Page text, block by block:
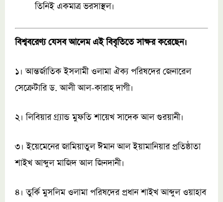
তিনিই একমাত্র ভরসাস্থল।
বিশ্ববরেণ্য যেসব আলেম এই বিবৃতিতে সাক্ষর করেছেন।
১। আন্তর্জাতিক ইসলামী ওলামা ঐক্য পরিষদের জেনারেল
সেক্রেটারি ড. আলী আল-কারাহ দাগী।
২। লিবিয়ার গ্র্যান্ড মুফতি শায়েখ সাদেক আল গুরয়ানী।
৩। ইয়েমেনের জামিয়াতুল ঈমান আল ইয়ামানিয়ার প্রতিষ্ঠাতা
শাইখ আব্দুল মাজিদ আল জিনদানী।
৪। তুর্কি মুসলিম ওলামা পরিষদের প্রধান শাইখ আব্দুল ওয়াহাব